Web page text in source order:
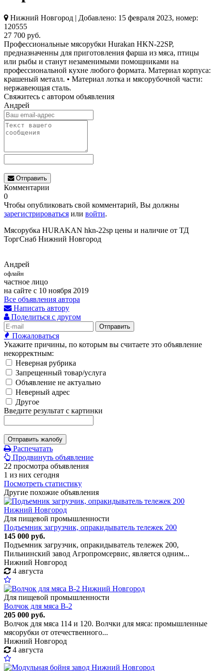
Нижний Новгород | Добавлено: 15 февраля 2023, номер:
120555
27 700 руб.
Профессиональные мясорубки Hurakan HKN-22SP,
предназначенны для приготовления фарша из мяса, птицы
или рыбы и станут незаменимыми помощниками на
профессиональной кухне любого формата. Материал корпуса:
крашеный металл. • Материал лотка и мясорубочной части:
нержавеющая сталь.
Свяжитесь с автором объявления
Андрей
Отправить
Комментарии
0
Чтобы опубликовать свой комментарий, Вы должны
зарегистрироваться или войти.
Мясорубка HURAKAN hkn-22sp цены и наличие от ТД
ТоргСнаб Нижний Новгород
Андрей
офлайн
частное лицо
на сайте с 10 ноября 2019
Все объявления автора
Написать автору
Поделиться с другом
Отправить
Пожаловаться
Укажите причины, по которым вы считаете это объявление
некорректным:
Неверная рубрика
Запрещенный товар/услуга
Объявление не актуально
Неверный адрес
Другое
Введите результат с картинки
Отправить жалобу
Распечатать
Продвинуть объявление
22 просмотра объявления
1 из них сегодня
Посмотреть статистику
Другие похожие объявления
Для пищевой промышленности
Подъемник загрузчик, опракидыватель тележек 200
145 000 руб.
Подъемник загрузчик, опракидыватель тележек 200,
Пильнинский завод Агропромсервис, является одним...
Нижний Новгород
4 августа
Для пищевой промышленности
Волчок для мяса В-2
205 000 руб.
Волчок для мяса 114 и 120. Волчки для мяса: промышленные
мясорубки от отечественного...
Нижний Новгород
4 августа